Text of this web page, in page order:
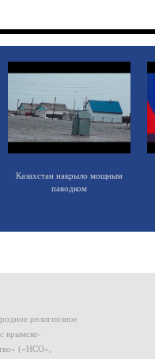
Казахстан накрыло мощным
паводком
религиозное
крымско-
(«НСО»,